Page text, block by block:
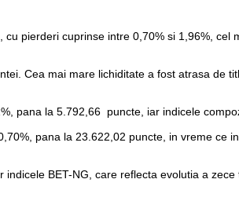
pierderi cuprinse intre 0,70% si 1,96%,
Cea mai mare lichiditate a fost atrasa de
pana la 5.792,66 puncte, iar indicele
pana la 23.622,02 puncte, in vreme ce
BET-NG, care reflecta evolutia a